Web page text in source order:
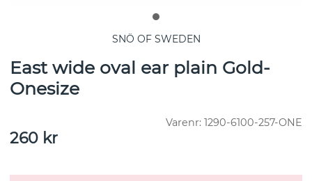
SNÖ OF SWEDEN
East wide oval ear plain Gold-
Onesize
Varenr: 1290-6100-257-ONE
260 kr